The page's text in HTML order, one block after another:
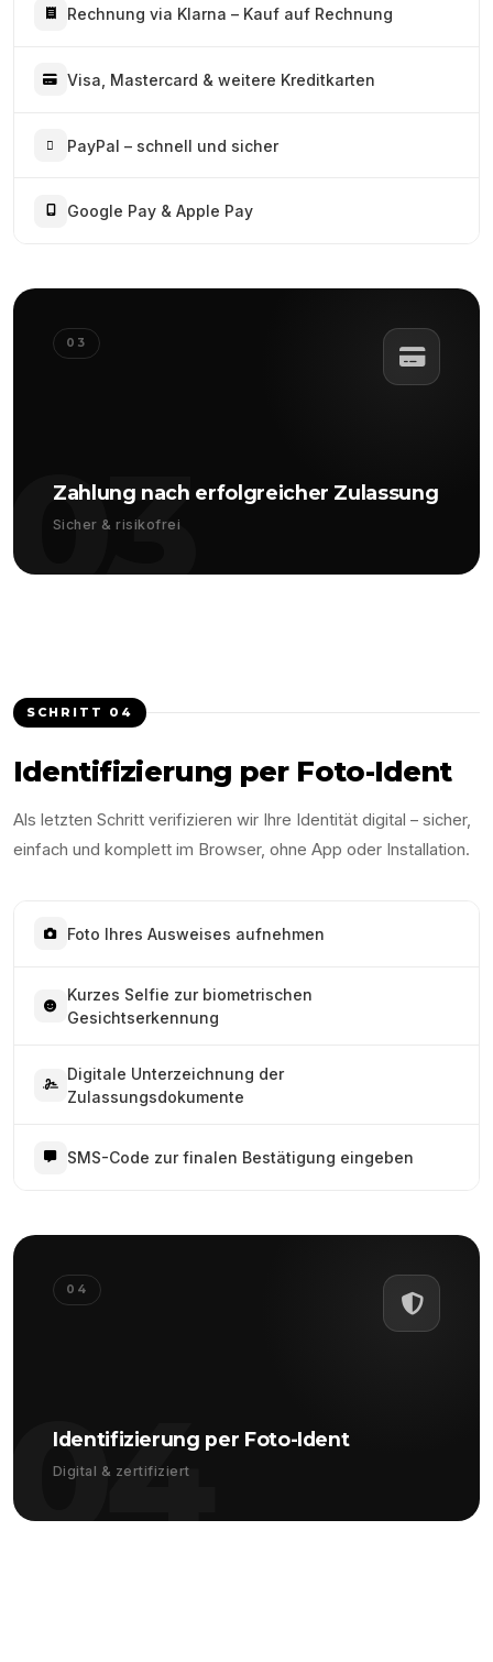
Rechnung via Klarna – Kauf auf Rechnung
Visa, Mastercard & weitere Kreditkarten
PayPal – schnell und sicher
Google Pay & Apple Pay
03
03
Zahlung nach erfolgreicher Zulassung
Sicher & risikofrei
SCHRITT 04
Identifizierung per Foto-Ident
Als letzten Schritt verifizieren wir Ihre Identität digital – sicher,
einfach und komplett im Browser, ohne App oder Installation.
Foto Ihres Ausweises aufnehmen
Kurzes Selfie zur biometrischen
Gesichtserkennung
Digitale Unterzeichnung der
Zulassungsdokumente
SMS-Code zur finalen Bestätigung eingeben
04
04
Identifizierung per Foto-Ident
Digital & zertifiziert